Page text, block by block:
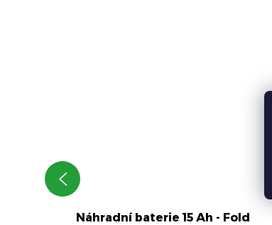
Náhradní baterie 15 Ah - Fold